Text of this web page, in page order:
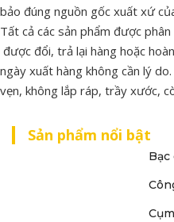
bảo đúng nguồn gốc xuất xứ
Tất cả các sản phẩm được
được đổi, trả lại hàng hoặc
ngày xuất hàng không cần lý
vẹn, không lắp ráp, trầy xước,
Sản phẩm nổi bật
Bạc